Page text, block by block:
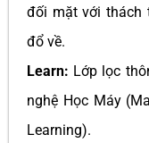
đối mặt với thách
đổ về.
Learn: Lớp lọc
nghệ Học Máy
Learning).